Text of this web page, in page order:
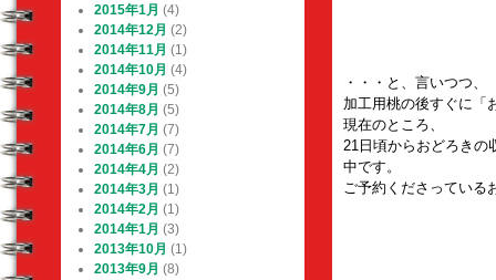
・・・と、言いつつ、
加工用桃の後すぐに「
現在のところ、
21日頃からおどろきの
中です。
ご予約くださっている
2015年1月 (4)
2014年12月 (2)
2014年11月 (1)
2014年10月 (4)
2014年9月 (5)
2014年8月 (5)
2014年7月 (7)
2014年6月 (7)
2014年4月 (2)
2014年3月 (1)
2014年2月 (1)
2014年1月 (3)
2013年10月 (1)
2013年9月 (8)